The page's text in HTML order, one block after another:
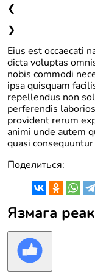
❮
❯
Eius est occaecati
dicta voluptas
nobis commodi
ipsa quisquam
repellendus non
perferendis
provident rerum
animi unde autem
quasi
Поделиться:
Язмага